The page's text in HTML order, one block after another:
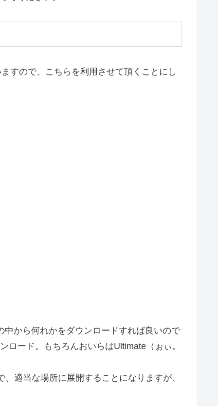
すので、こちらを利用させて頂くことにし
から何れかをダウンロードすれば良いので
ード。もちろんおいらはUltimate（ぉぃ。
適当な場所に展開することになりますが、